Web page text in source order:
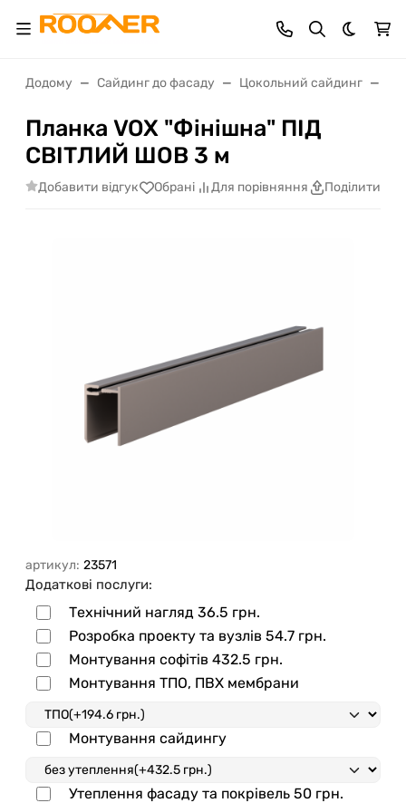
Dark
Додому Сайдинг до фасаду Цокольний сайдинг
Планка VOX "Фінішна" ПІД
СВІТЛИЙ ШОВ 3 м
Добавити відгук Обрані Для порівняння Поділитися
артикул: 23571
Додаткові послуги:
Технічний нагляд 36.5 грн.
Розробка проекту та вузлів 54.7 грн.
Монтування софітів 432.5 грн.
Монтування ТПО, ПВХ мембрани
Монтування сайдингу
Утеплення фасаду та покрівель 50 грн.